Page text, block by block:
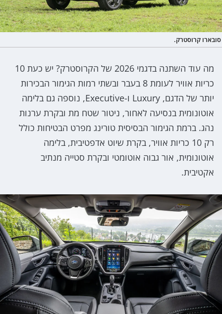
סובארו קרוסטרק.
מה עוד השתנה בדגמי 2026 של הקרוסטרק? יש כעת 10
כריות אוויר לעומת 8 בעבר ובשתי רמות הגימור הבכירות
יותר של הדגם, Luxury ו-Executive, נוספה גם בלימה
אוטונומית בנסיעה לאחור, ניטור שטח מת ובקרת ערנות
נהג. ברמת הגימור הבסיסית טורינג מפרט הבטיחות כולל
רק 10 כריות אוויר, בקרת שיוט אדפטיבית, בלימה
אוטונומית, אור גבוה אוטומטי ובקרת סטייה מנתיב
אקטיבית.